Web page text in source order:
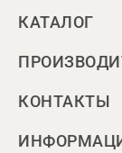
КАТАЛОГ
КОНТАКТЫ